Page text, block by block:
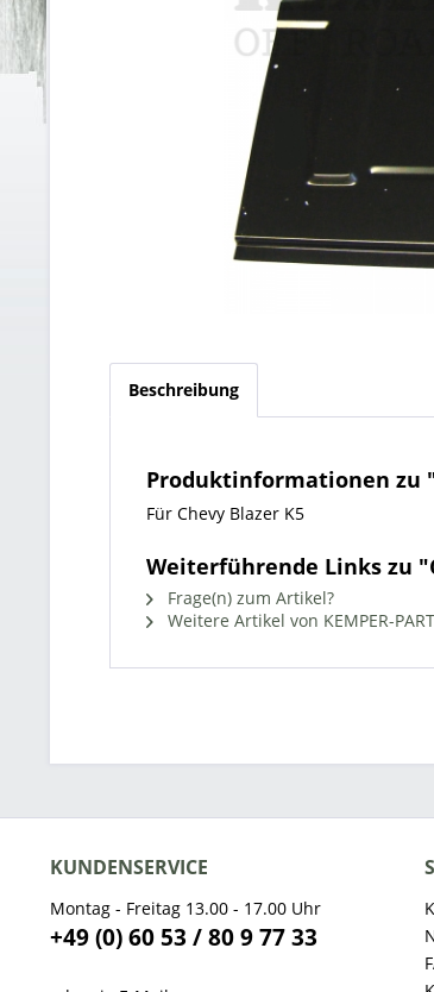
Beschreibung
Produktinformationen zu
Für Chevy Blazer K5
Weiterführende Links zu
Frage(n) zum Artikel?
Weitere Artikel von KEMPER-
KUNDENSERVICE
Montag - Freitag 13.00 - 17.00 Uhr
+49 (0) 60 53 / 80 9 77 33